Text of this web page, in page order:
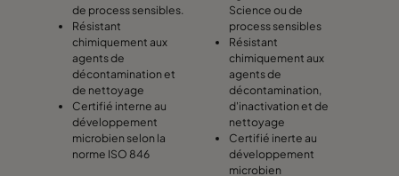
de process sensibles.
Résistant
chimiquement aux
agents de
décontamination et
de nettoyage
Certifié interne au
développement
microbien selon la
norme ISO 846
Science ou de
process sensibles
Résistant
chimiquement aux
agents de
décontamination,
d'inactivation et de
nettoyage
Certifié inerte au
développement
microbien